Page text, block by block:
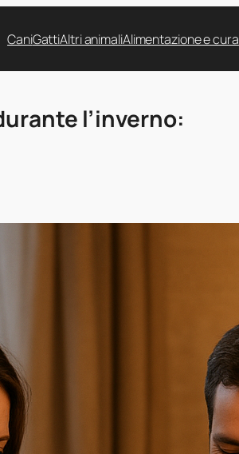
CaniGattiAltri animaliAlimentazione e cura
l’inverno: